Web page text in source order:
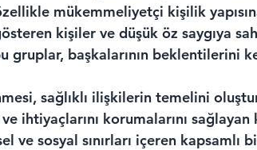
mükemmeliyetçi kişilik
kişiler ve düşük öz saygıya
başkalarının beklentilerini
sağlıklı ilişkilerin temelini
ihtiyaçlarını korumalarını
ve sosyal sınırları içeren kapsamlı